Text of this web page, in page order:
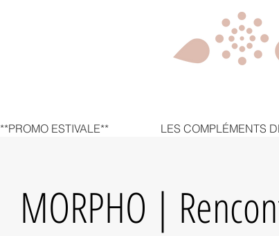
**PROMO ESTIVALE** LES COMPLÉMENTS
MORPHO |